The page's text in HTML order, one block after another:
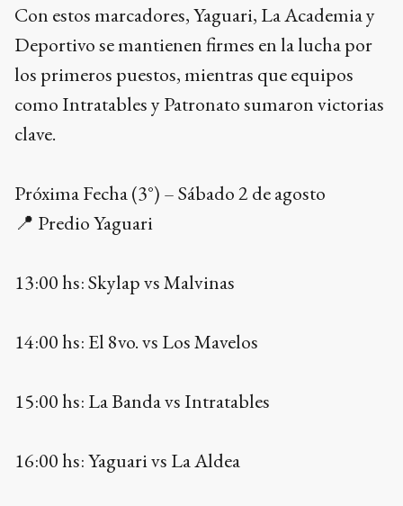
Con estos marcadores, Yaguari, La Academia y
Deportivo se mantienen firmes en la lucha por
los primeros puestos, mientras que equipos
como Intratables y Patronato sumaron victorias
clave.
Próxima Fecha (3°) – Sábado 2 de agosto
📍 Predio Yaguari
13:00 hs: Skylap vs Malvinas
14:00 hs: El 8vo. vs Los Mavelos
15:00 hs: La Banda vs Intratables
16:00 hs: Yaguari vs La Aldea